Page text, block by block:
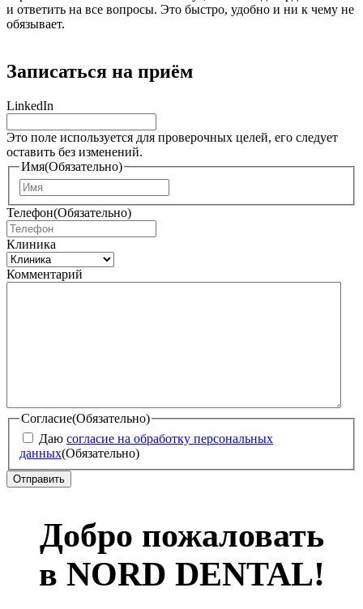
и ответить на все вопросы. Это быстро, удобно и ни к чему не
обязывает.
Записаться на приём
LinkedIn
Это поле используется для проверочных целей, его следует
оставить без изменений.
Имя(Обязательно)
м
Телефон(Обязательно)
Клиника
Комментарий
Согласие(Обязательно)
Даю согласие на обработку персональных
данных(Обязательно)
Добро пожаловать
в NORD DENTAL!